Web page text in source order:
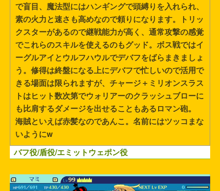
で盲目、魔法型にはハンギングで頭縛りを入れられ、
素の火力と速さも高めなので頼りになります。トリッ
クスターがあるので継戦能力が高く、通常攻撃の感覚
でこれらのスキルを使えるのもグッド。ボス戦ではイ
ーグルアイとウルフハウルでデバフをばらまきましょ
う。修得は終盤になる上にデバフで忙しいので活用で
きる場面は限られますが、チャージ＋ミリオンスラス
トはヒット数次第でウォリアーのクラッシュブローに
も比肩するダメージを出せることもあるロマン砲。
海賊といえば赤髪なのであんこ。名前にはツッコまな
いようにw
バフ役/盾役/エミットウェポン役